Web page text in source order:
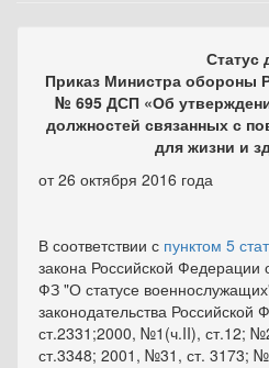
Статус
Приказ Министра обороны
№ 695 ДСП «Об
должностей связанных с
для жизни и
от 26 октября 2016 года
В соответствии с пунктом 5
закона Российской
ФЗ "О статусе
законодательства
ст.2331;2000, №1(ч.II), ст.12;
ст.3348; 2001, №31, ст. 3173;